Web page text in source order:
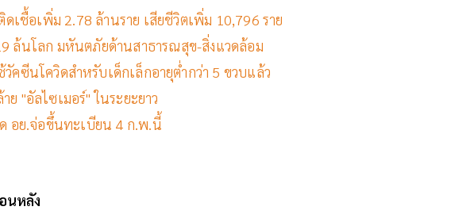
เชื้อเพิ่ม 2.78 ล้านราย เสียชีวิตเพิ่ม 10,796 ราย
ล้นโลก มหันตภัยด้านสาธารณสุข-สิ่งแวดล้อม
คซีนโควิดสำหรับเด็กเล็กอายุต่ำกว่า 5 ขวบแล้ว
ย "อัลไซเมอร์" ในระยะยาว
อย.จ่อขึ้นทะเบียน 4 ก.พ.นี้
นหลัง